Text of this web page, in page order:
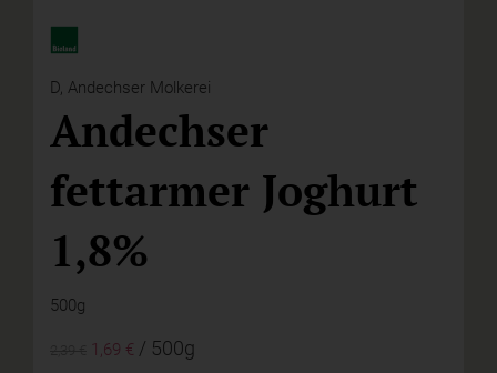
D, Andechser Molkerei
Andechser
fettarmer Joghurt
1,8%
500g
1,69 € / 500g